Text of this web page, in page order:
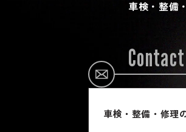
車検・整備
車検・整備・修理